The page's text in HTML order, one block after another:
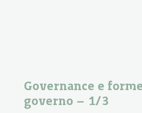
Governance e
governo – 1/3